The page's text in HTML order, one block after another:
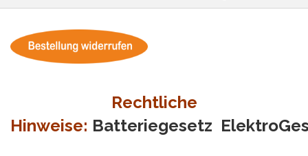
Rechtliche
Hinweise: Batteriegesetz